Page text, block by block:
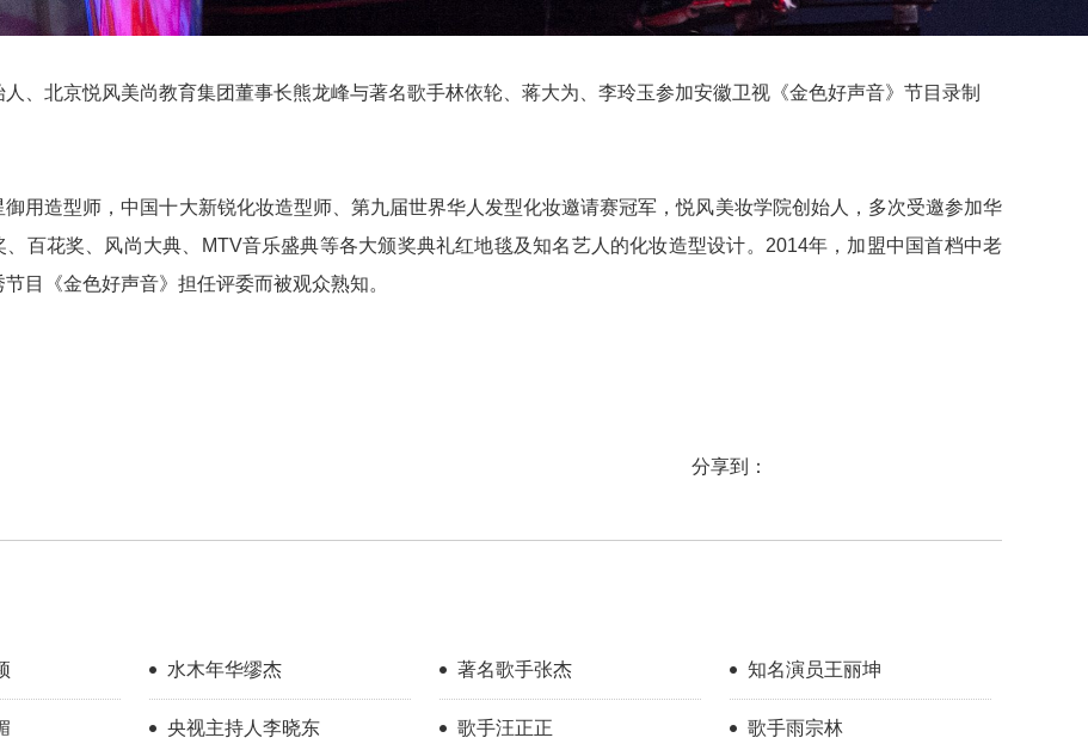
、北京悦风美尚教育集团董事长熊龙峰与著名歌手林依轮、蒋大为、李玲玉参加安徽卫视《金色好声音》节目录制
御用造型师，中国十大新锐化妆造型师、第九届世界华人发型化妆邀请赛冠军，悦风美妆学院创始人，多次受邀参加华
、百花奖、风尚大典、MTV音乐盛典等各大颁奖典礼红地毯及知名艺人的化妆造型设计。2014年，加盟中国首档中老
目《金色好声音》担任评委而被观众熟知。
分享到：
水木年华缪杰 著名歌手张杰 知名演员王丽坤
央视主持人李晓东 歌手汪正正 歌手雨宗林